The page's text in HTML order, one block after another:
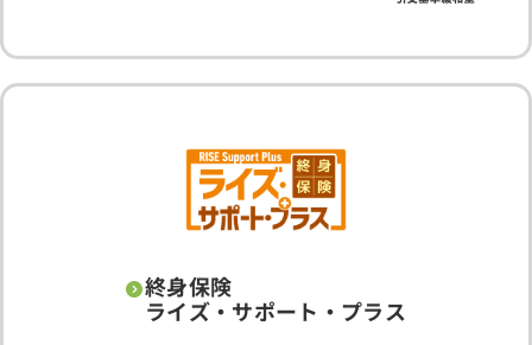
終身保険
ライズ・サポート・プラス